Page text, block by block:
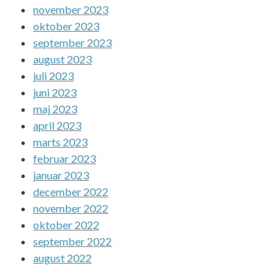
november 2023
oktober 2023
september 2023
august 2023
juli 2023
juni 2023
maj 2023
april 2023
marts 2023
februar 2023
januar 2023
december 2022
november 2022
oktober 2022
september 2022
august 2022